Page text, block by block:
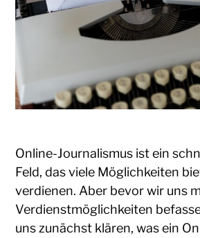
Online-Journalismus ist ein
Feld, das viele Möglichkeiten
verdienen. Aber bevor wir uns
Verdienstmöglichkeiten
uns zunächst klären, was ein